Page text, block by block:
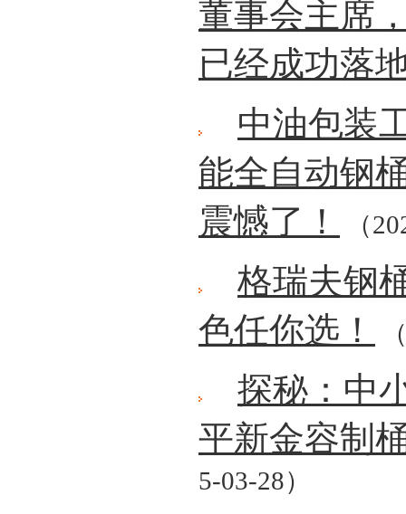
董事会主席
已经成功落
中油包装
能全自动钢
震憾了！
（
格瑞夫钢
色任你选！
探秘：中
平新金容制
5-03-28）